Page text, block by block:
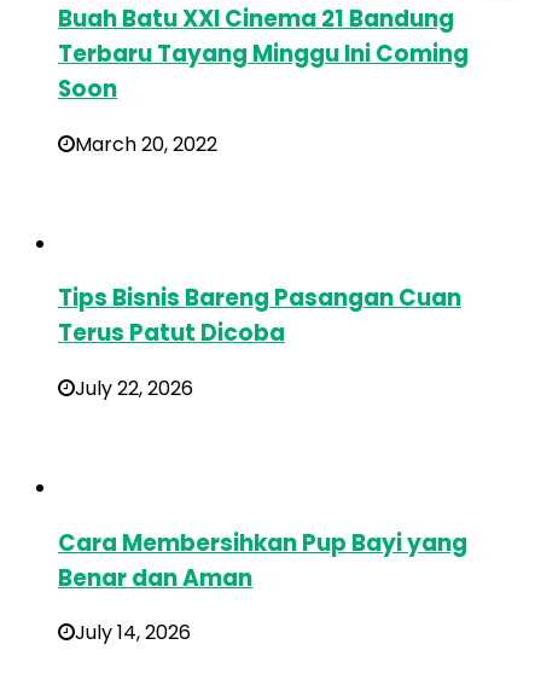
Buah Batu XXI Cinema 21 Bandung
Terbaru Tayang Minggu Ini Coming
Soon
March 20, 2022
Tips Bisnis Bareng Pasangan Cuan
Terus Patut Dicoba
July 22, 2026
Cara Membersihkan Pup Bayi yang
Benar dan Aman
July 14, 2026